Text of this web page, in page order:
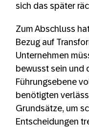
sich das später
Zum Abschluss
Bezug auf
Unternehmen
bewusst sein und
Führungsebene
benötigten
Grundsätze, um
Entscheidungen